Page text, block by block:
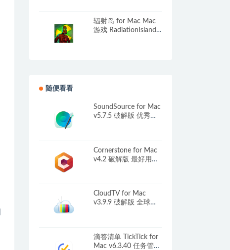
辐射岛 for Mac Mac
游戏 RadiationIsland
随便看看
SoundSource for Mac
v5.7.5 破解版 优秀的
Cornerstone for Mac
v4.2 破解版 最好用的
CloudTV for Mac
v3.9.9 破解版 全球电
滴答清单 TickTick for
Mac v6.3.40 任务管理